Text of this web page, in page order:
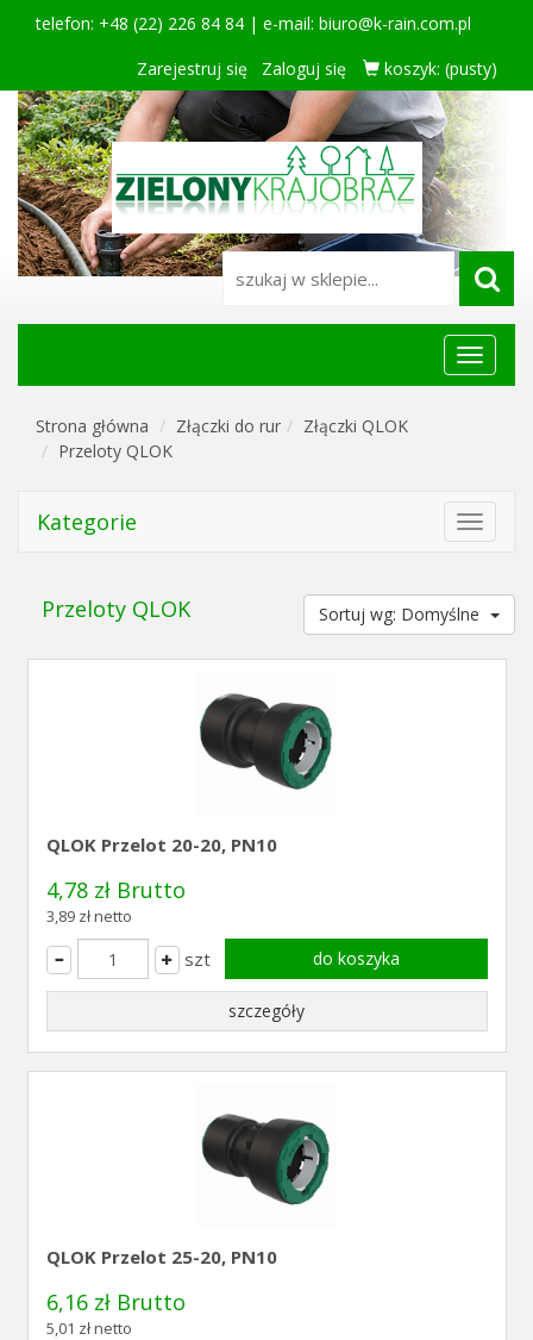
telefon: +48 (22) 226 84 84 | e-mail: biuro@k-rain.com.pl
Zarejestruj się
Zaloguj się koszyk: (pusty)
Menu
główne
Strona główna Złączki do rur
Złączki QLOK
Przeloty QLOK
Kategorie
Toggle
Przeloty QLOK Sortuj wg: Domyślne
QLOK Przelot 20-20, PN10
4,78 zł Brutto
3,89 zł netto
szt do koszyka
szczegóły
QLOK Przelot 25-20, PN10
6,16 zł Brutto
5,01 zł netto